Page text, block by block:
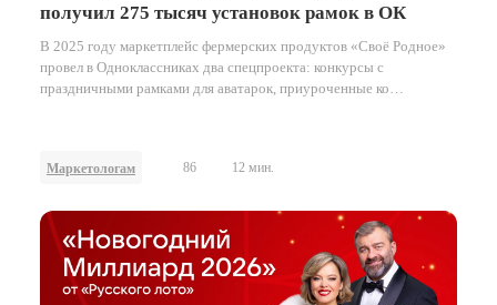
получил 275 тысяч установок рамок в ОК
В 2025 году маркетплейс фермерских продуктов «Своё Родное»
провел в Одноклассниках два спецпроекта: конкурсы с
праздничными рамками для аватарок, приуроченные ко
Маркетологам 86 12 мин.